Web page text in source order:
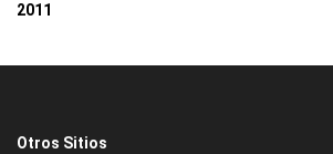
2011
Otros Sitios